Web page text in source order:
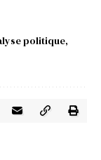
politique